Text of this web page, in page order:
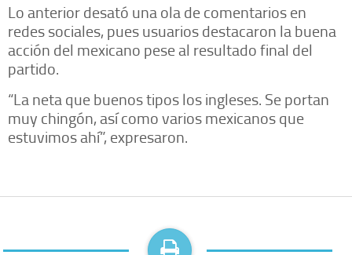
Lo anterior desató una ola de comentarios en
redes sociales, pues usuarios destacaron la buena
acción del mexicano pese al resultado final del
partido.
“La neta que buenos tipos los ingleses. Se portan
muy chingón, así como varios mexicanos que
estuvimos ahí”, expresaron.